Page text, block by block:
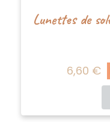
6,60 €